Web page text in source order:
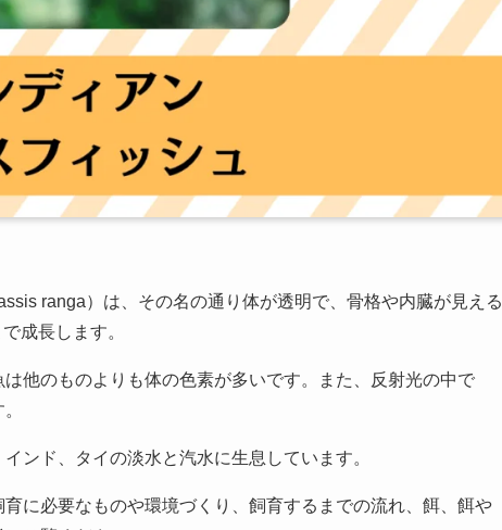
ranga）は、その名の通り体が透明で、骨格や内臓が見える
成長します。
他のものよりも体の色素が多いです。また、反射光の中で
ンド、タイの淡水と汽水に生息しています。
に必要なものや環境づくり、飼育するまでの流れ、餌、餌や